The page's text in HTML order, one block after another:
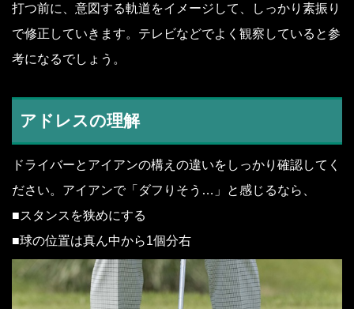
打つ前に、意図する軌道をイメージして、しっかり素振り
で修正していきます。テレビなどでよく観察していると参
考になるでしょう。
アドレスの理解
ドライバーとアイアンの構えの違いをしっかり確認してく
ださい。アイアンで「ダフりそう…」と感じるなら、
■スタンスを狭めにする
■球の位置は真ん中から1個分右